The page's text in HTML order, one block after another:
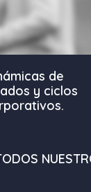
de
y ciclos